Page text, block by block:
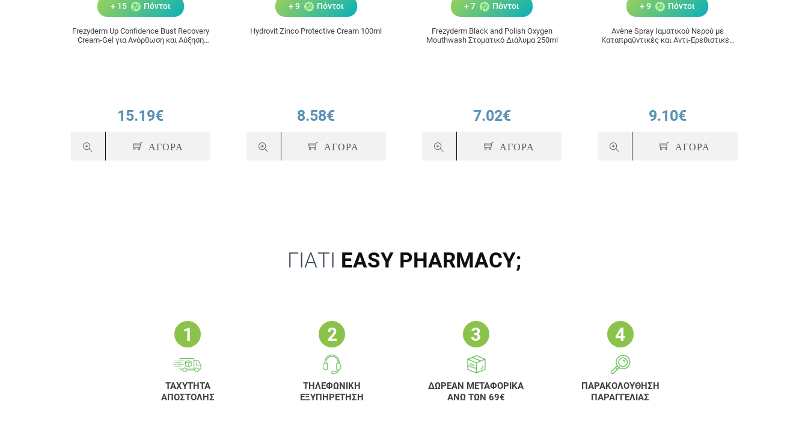
+ 15 Πόντοι
Frezyderm Up Confidence Bust Recovery
Cream-Gel για Ανόρθωση και Αύξηση
15.19€
ΑΓΟΡΑ
+ 9 Πόντοι
Hydrovit Zinco Protective Cream 100ml
8.58€
ΑΓΟΡΑ
+ 7 Πόντοι
Frezyderm Black and Polish Oxygen
Mouthwash Στοματικό Διάλυμα 250ml
7.02€
ΑΓΟΡΑ
+ 9 Πόντοι
Avène Spray Ιαματικού Νερού με
Καταπραϋντικές και Αντι-Ερεθιστικές
9.10€
ΑΓΟΡΑ
ΓΙΑΤΙ EASY PHARMACY;
ΤΑΧΥΤΗΤΑ
ΑΠΟΣΤΟΛΗΣ
ΤΗΛΕΦΩΝΙΚΗ
ΕΞΥΠΗΡΕΤΗΣΗ
ΔΩΡΕΑΝ ΜΕΤΑΦΟΡΙΚΑ
ΑΝΩ ΤΩΝ 69€
ΠΑΡΑΚΟΛΟΥΘΗΣΗ
ΠΑΡΑΓΓΕΛΙΑΣ